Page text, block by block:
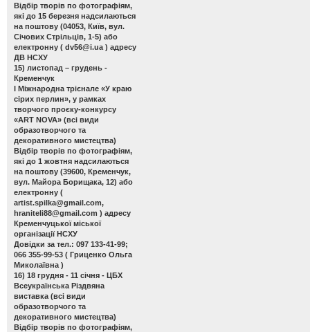
Відбір творів по фотографіям,
які до 15 березня надсилаються
на поштову (04053, Київ, вул.
Січових Стрільців, 1-5) або
електронну ( dv56@i.ua ) адресу
ДВ НСХУ
15) листопад – грудень -
Кременчук
І Міжнародна трієнале «У краю
сірих перлин», у рамках
творчого проєку-конкурсу
«ART NOVA» (всі види
образотворчого та
декоративного мистецтва)
Відбір творів по фотографіям,
які до 1 жовтня надсилаються
на поштову (39600, Кременчук,
вул. Майора Борищака, 12) або
електронну (
artist.spilka@gmail.com,
hraniteli88@gmail.com ) адресу
Кременчуцької міської
організації НСХУ
Довідки за тел.: 097 133-41-99;
066 355-99-53 ( Гриценко Ольга
Миколаївна )
16) 18 грудня - 11 січня - ЦБХ
Всеукраїнська Різдвяна
виставка (всі види
образотворчого та
декоративного мистецтва)
Відбір творів по фотографіям,